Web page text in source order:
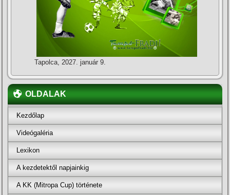
Tapolca, 2027. január 9.
OLDALAK
Kezdőlap
Videógaléria
Lexikon
A kezdetektől napjainkig
A KK (Mitropa Cup) története